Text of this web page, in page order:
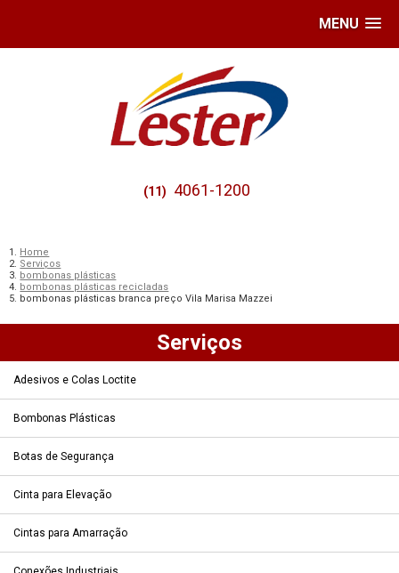
MENU
(11) 4061-1200
Home
Serviços
bombonas plásticas
bombonas plásticas recicladas
bombonas plásticas branca preço Vila Marisa Mazzei
Serviços
Adesivos e Colas Loctite
Bombonas Plásticas
Botas de Segurança
Cinta para Elevação
Cintas para Amarração